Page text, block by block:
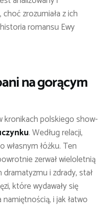
zrozumiała z ich
romansu Ewy
na gorącym
kronikach polskiego show-
. Według relacji,
własnym łóżku. Ten
zerwał wieloletnią
i zdrady, stał
które wydawały się
i jak łatwo